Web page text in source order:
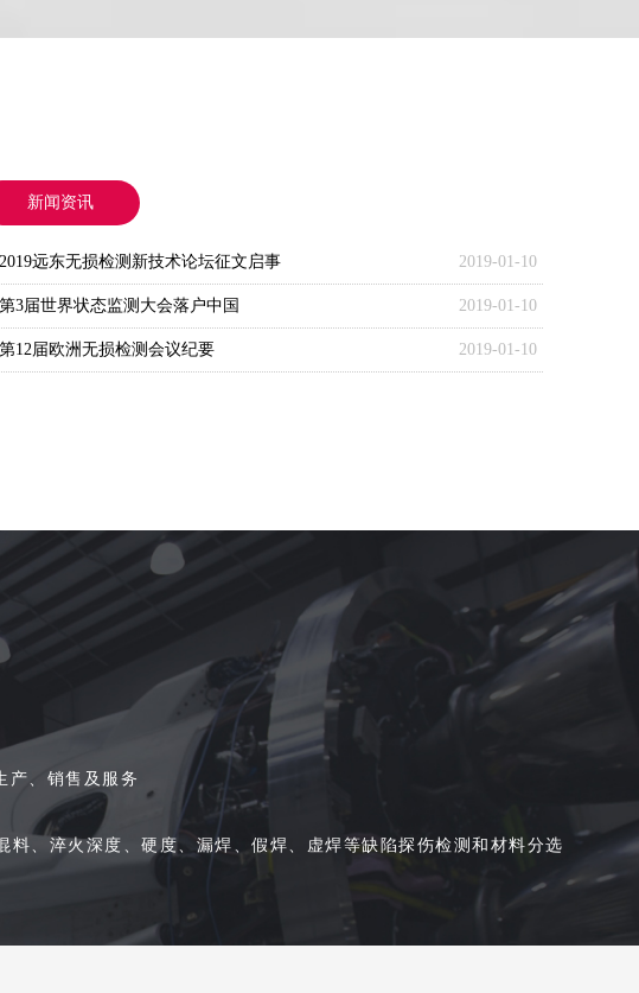
2019-01-10
2019远东无损检测新技术论坛征文启事
2019-01-10
第3届世界状态监测大会落户中国
2019-01-10
第12届欧洲无损检测会议纪要
新闻资讯
产、销售及服务
、淬火深度、硬度、漏焊、假焊、虚焊等缺陷探伤检测和材料分选